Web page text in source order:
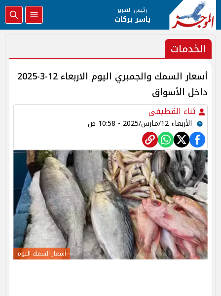
رئيس التحرير
ياسر بركات
الخدمات
أسعار السمك والجمبري اليوم الاربعاء 12-3-2025
داخل الأسواق
ثناء القطيفى
الأربعاء 12/مارس/2025 - 10:58 ص
أسعار السمك اليوم